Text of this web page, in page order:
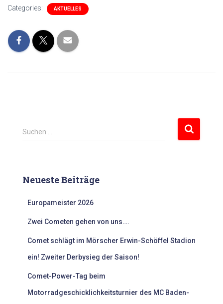
Categories: AKTUELLES
S
u
n
Suchen …
Neueste Beiträge
Europameister 2026
Zwei Cometen gehen von uns….
Comet schlägt im Mörscher Erwin-Schöffel Stadion
ein! Zweiter Derbysieg der Saison!
Comet-Power-Tag beim
Motorradgeschicklichkeitsturnier des MC Baden-